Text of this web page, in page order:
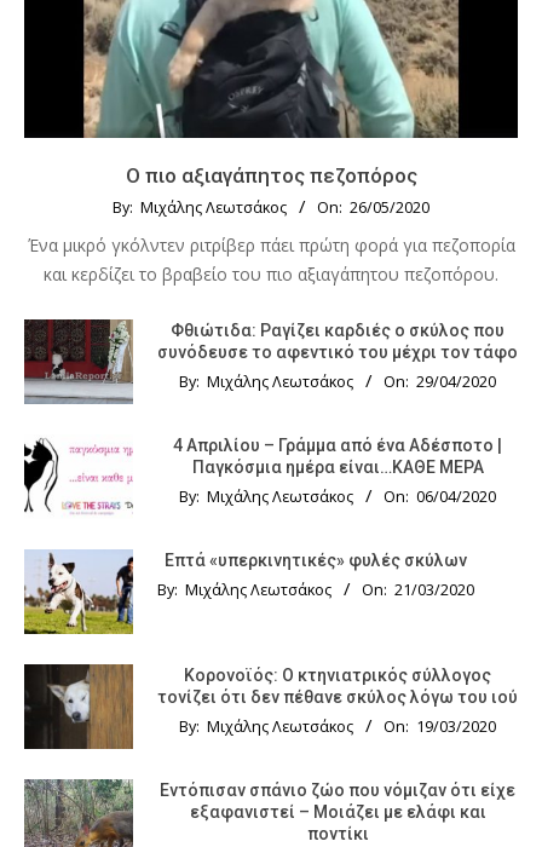
Ο πιο αξιαγάπητος πεζοπόρος
By: Μιχάλης Λεωτσάκος On: 26/05/2020
Ένα μικρό γκόλντεν ριτρίβερ πάει πρώτη φορά για πεζοπορία
και κερδίζει το βραβείο του πιο αξιαγάπητου πεζοπόρου.
Φθιώτιδα: Ραγίζει καρδιές ο σκύλος που
συνόδευσε το αφεντικό του μέχρι τον τάφο
By: Μιχάλης Λεωτσάκος On: 29/04/2020
4 Απριλίου – Γράμμα από ένα Αδέσποτο |
Παγκόσμια ημέρα είναι…ΚΑΘΕ ΜΕΡΑ
By: Μιχάλης Λεωτσάκος On: 06/04/2020
Επτά «υπερκινητικές» φυλές σκύλων
By: Μιχάλης Λεωτσάκος On: 21/03/2020
Κορονοϊός: Ο κτηνιατρικός σύλλογος
τονίζει ότι δεν πέθανε σκύλος λόγω του ιού
By: Μιχάλης Λεωτσάκος On: 19/03/2020
Εντόπισαν σπάνιο ζώο που νόμιζαν ότι είχε
εξαφανιστεί – Μοιάζει με ελάφι και
ποντίκι